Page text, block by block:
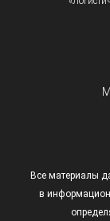
Все материалы
в